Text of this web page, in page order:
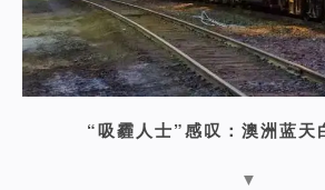
“吸霾人士”感叹：澳洲蓝天
▼